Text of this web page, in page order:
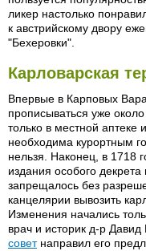
ликер настолько
к австрийскому двору
"Бехеровки".
Карловарская
Впервые в Карповых
прописываться уже
только в местной аптеке
необходима курортным
нельзя. Наконец, в 1718
издания особого
запрещалось без
канцелярии вывозить
Изменения начались
врач и историк д-р
советнаправил его